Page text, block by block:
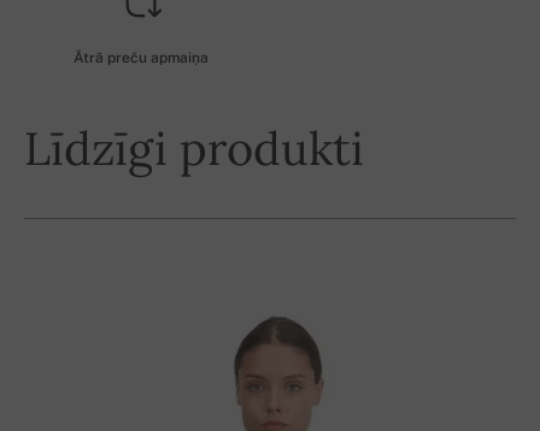
Ātrā preču apmaiņa
Līdzīgi produkti